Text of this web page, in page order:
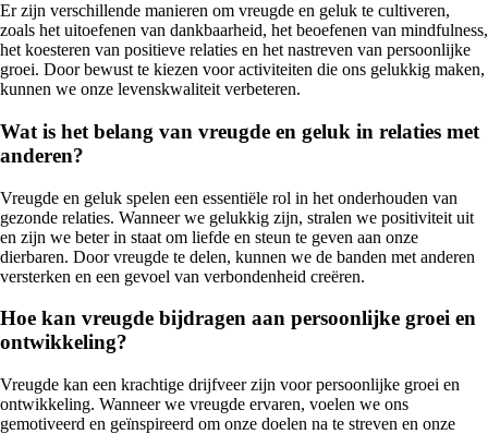
Er zijn verschillende manieren om vreugde en geluk te cultiveren,
zoals het uitoefenen van dankbaarheid, het beoefenen van mindfulness,
het koesteren van positieve relaties en het nastreven van persoonlijke
groei. Door bewust te kiezen voor activiteiten die ons gelukkig maken,
kunnen we onze levenskwaliteit verbeteren.
Wat is het belang van vreugde en geluk in relaties met
anderen?
Vreugde en geluk spelen een essentiële rol in het onderhouden van
gezonde relaties. Wanneer we gelukkig zijn, stralen we positiviteit uit
en zijn we beter in staat om liefde en steun te geven aan onze
dierbaren. Door vreugde te delen, kunnen we de banden met anderen
versterken en een gevoel van verbondenheid creëren.
Hoe kan vreugde bijdragen aan persoonlijke groei en
ontwikkeling?
Vreugde kan een krachtige drijfveer zijn voor persoonlijke groei en
ontwikkeling. Wanneer we vreugde ervaren, voelen we ons
gemotiveerd en geïnspireerd om onze doelen na te streven en onze